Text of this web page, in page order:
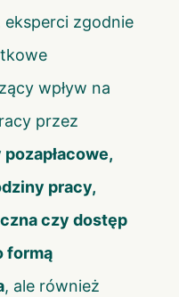
zgodnie
wpływ na
przez
pracy,
czy dostęp
formą
, ale również